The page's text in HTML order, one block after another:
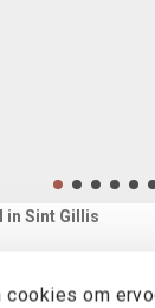
in Sint Gillis
Gillis
cookies om